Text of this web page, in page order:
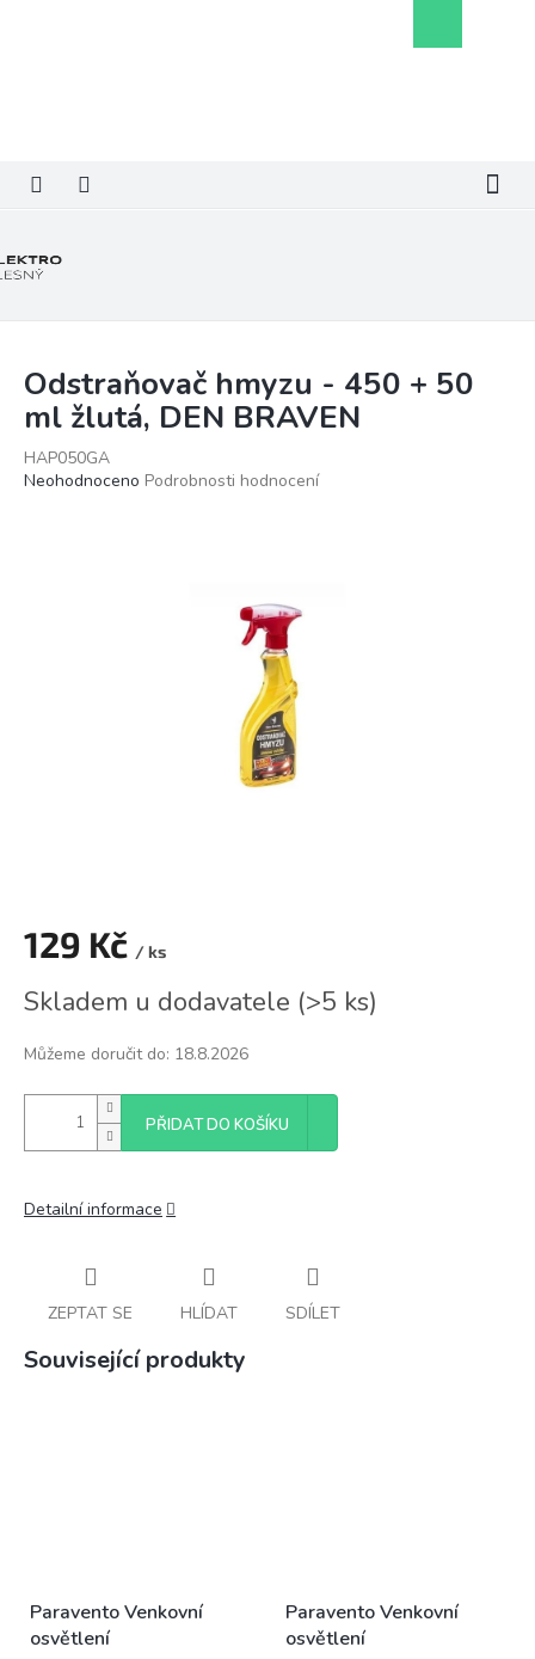
košík
Odstraňovač hmyzu - 450 + 50
ml žlutá, DEN BRAVEN
HAP050GA
Průměrné
Neohodnoceno Podrobnosti hodnocení
129 Kč / ks
cena:
Skladem u dodavatele (>5 ks)
Můžeme doručit do: 18.8.2026
PŘIDAT DO KOŠÍKU
Detailní informace
ZEPTAT SE HLÍDAT SDÍLET
Související produkty
Paravento Venkovní
osvětlení
Paravento Venkovní
osvětlení